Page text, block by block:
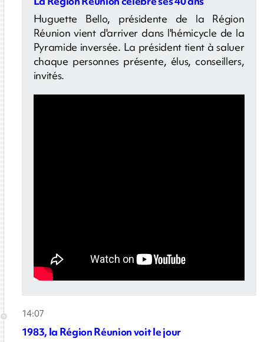
Huguette Bello, présidente de la Région
Réunion vient d'arriver dans l'hémicycle de la
Pyramide inversée. La président tient à saluer
chaque personnes présente, élus, conseillers,
invités.
14:07
1983, la Région Réunion voit le jour